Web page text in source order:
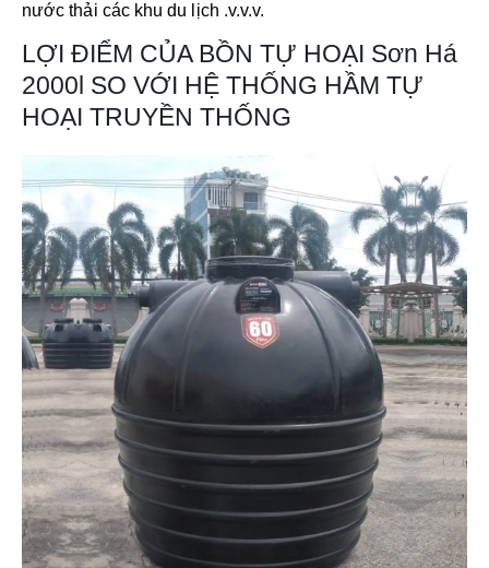
nước thải các khu du lịch .v.v.v.
LỢI ĐIỂM CỦA BỒN TỰ HOẠI Sơn Há
2000l SO VỚI HỆ THỐNG HẦM TỰ
HOẠI TRUYỀN THỐNG